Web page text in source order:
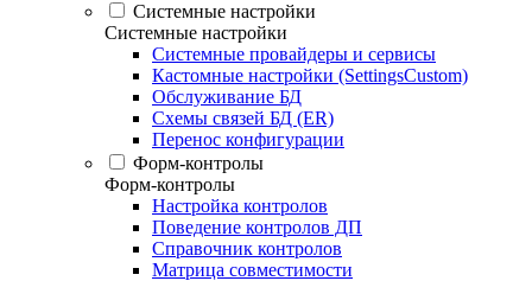
Системные настройки
Системные настройки
Системные провайдеры и сервисы
Кастомные настройки (SettingsCustom)
Обслуживание БД
Схемы связей БД (ER)
Перенос конфигурации
Форм-контролы
Форм-контролы
Настройка контролов
Поведение контролов ДП
Справочник контролов
Матрица совместимости